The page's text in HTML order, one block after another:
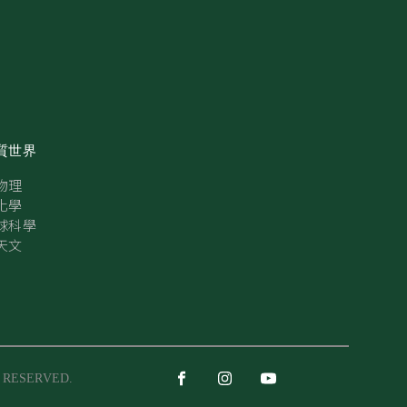
世界
理
學
科學
文